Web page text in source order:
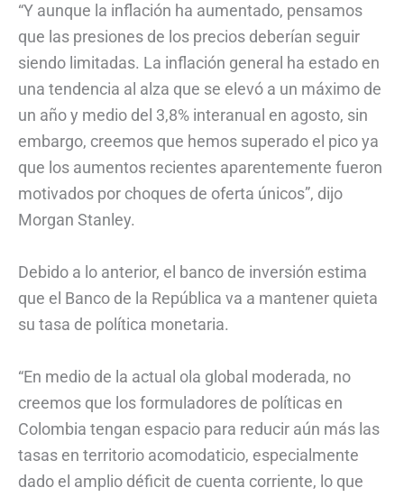
“Y aunque la inflación ha aumentado, pensamos
que las presiones de los precios deberían seguir
siendo limitadas. La inflación general ha estado en
una tendencia al alza que se elevó a un máximo de
un año y medio del 3,8% interanual en agosto, sin
embargo, creemos que hemos superado el pico ya
que los aumentos recientes aparentemente fueron
motivados por choques de oferta únicos”, dijo
Morgan Stanley.
Debido a lo anterior, el banco de inversión estima
que el Banco de la República va a mantener quieta
su tasa de política monetaria.
“En medio de la actual ola global moderada, no
creemos que los formuladores de políticas en
Colombia tengan espacio para reducir aún más las
tasas en territorio acomodaticio, especialmente
dado el amplio déficit de cuenta corriente, lo que